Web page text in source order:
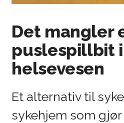
døden”
Spill video
Det mangler
puslespillbit
helsevesen
Et alternativ til
sykehjem som